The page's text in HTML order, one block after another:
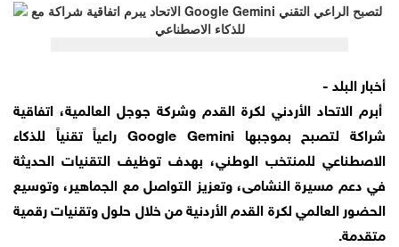
أخبار البلد -
أبرم الاتحاد الأردني لكرة القدم وشركة جوجل العالمية، اتفاقية
شراكة لتصبح بموجبها Google Gemini راعياً تقنياً للذكاء
الاصطناعي للمنتخب الوطني، بهدف توظيف التقنيات الحديثة
في دعم مسيرة النشامى، وتعزيز التواصل مع الجماهير، وتوسيع
الحضور العالمي لكرة القدم الأردنية من خلال حلول وتقنيات رقمية
متقدمة.